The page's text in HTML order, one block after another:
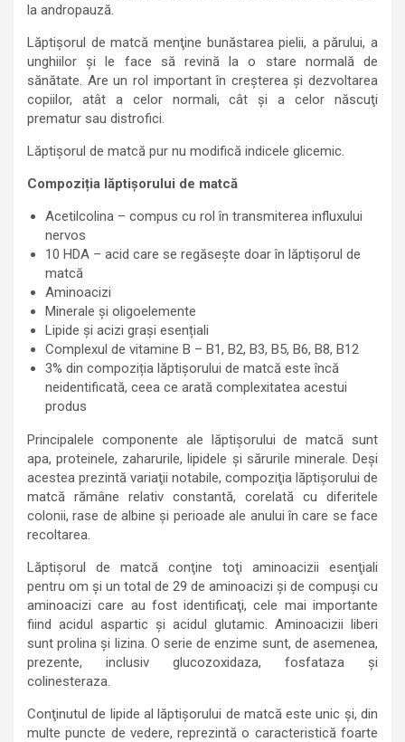
la andropauză.
Lăptişorul de matcă menţine bunăstarea pielii, a părului, a
unghiilor şi le face să revină la o stare normală de
sănătate. Are un rol important în creşterea şi dezvoltarea
copiilor, atât a celor normali, cât şi a celor născuţi
prematur sau distrofici.
Lăptişorul de matcă pur nu modifică indicele glicemic.
Compoziția lăptișorului de matcă
Acetilcolina – compus cu rol în transmiterea influxului
nervos
10 HDA – acid care se regăsește doar în lăptișorul de
matcă
Aminoacizi
Minerale și oligoelemente
Lipide și acizi grași esențiali
Complexul de vitamine B – B1, B2, B3, B5, B6, B8, B12
3% din compoziția lăptișorului de matcă este încă
neidentificată, ceea ce arată complexitatea acestui
produs
Principalele componente ale lăptişorului de matcă sunt
apa, proteinele, zaharurile, lipidele şi sărurile minerale. Deşi
acestea prezintă variaţii notabile, compoziţia lăptişorului de
matcă rămâne relativ constantă, corelată cu diferitele
colonii, rase de albine şi perioade ale anului în care se face
recoltarea.
Lăptişorul de matcă conţine toţi aminoacizii esenţiali
pentru om şi un total de 29 de aminoacizi şi de compuşi cu
aminoacizi care au fost identificaţi, cele mai importante
fiind acidul aspartic şi acidul glutamic. Aminoacizii liberi
sunt prolina şi lizina. O serie de enzime sunt, de asemenea,
prezente, inclusiv glucozoxidaza, fosfataza şi
colinesteraza.
Conţinutul de lipide al lăptişorului de matcă este unic şi, din
multe puncte de vedere, reprezintă o caracteristică foarte